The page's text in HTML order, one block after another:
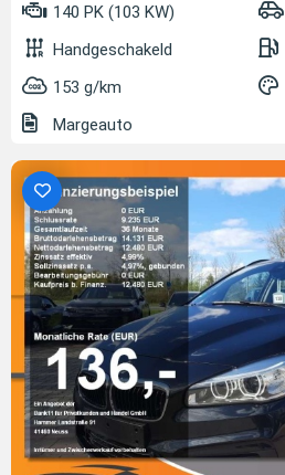
140 PK (103 KW)
Handgeschakeld
153 g/km
Margeauto